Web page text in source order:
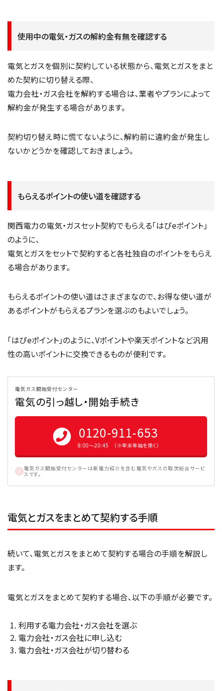
使用中の電気・ガスの解約金有無を確認する
電気とガスを個別に契約している状態から、電気とガスをまと
めた契約に切り替える際、
電力会社・ガス会社を解約する場合は、業者やプランによって
解約金が発生する場合があります。
契約切り替え時に慌てないように、解約前に違約金が発生し
ないかどうかを確認しておきましょう。
もらえるポイントの使い道を確認する
関西電力の電気・ガスセット契約でもらえる「はぴeポイント」
のように、
電気とガスをセットで契約すると各社独自のポイントをもらえ
る場合があります。
もらえるポイントの使い道はさまざまなので、お得な使い道が
あるポイントがもらえるプランを選ぶのもよいでしょう。
「はぴeポイント」のように、Vポイントや楽天ポイントなど汎用
性の高いポイントに交換できるものが便利です。
電気ガス開始受付センター
電気の引っ越し・開始手続き
0120-911-653
8:00〜20:45 （※年末年始を除く）
電気ガス開始受付センターは新電力紹介を含む電気やガスの取次総合サービ
スです。
電気とガスをまとめて契約する手順
続いて、電気とガスをまとめて契約する場合の手順を解説し
ます。
電気とガスをまとめて契約する場合、以下の手順が必要です。
利用する電力会社・ガス会社を選ぶ
電力会社・ガス会社に申し込む
電力会社・ガス会社が切り替わる